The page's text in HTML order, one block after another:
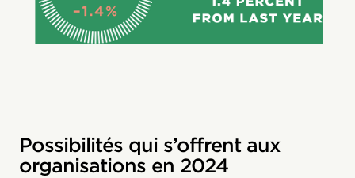
Possibilités qui s’offrent aux
organisations en 2024